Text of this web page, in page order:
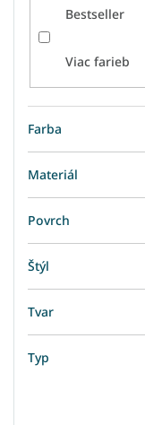
Bestseller
Viac farieb
Farba
Materiál
Povrch
Štýl
Tvar
Typ